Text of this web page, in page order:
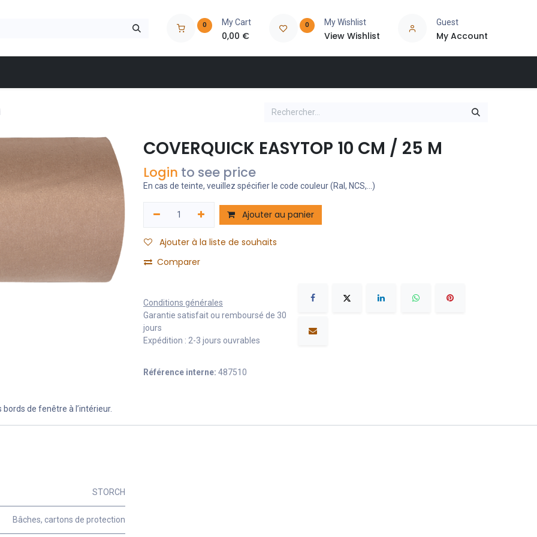
0 My Cart
0,00 €
0 My Wishlist
View Wishlist
Guest
My Account
COVERQUICK EASYTOP 10 CM / 25 M
Login to see price
En cas de teinte, veuillez spécifier le code couleur (Ral, NCS,...)
Ajouter au panier
Ajouter à la liste de souhaits
Comparer
Conditions générales
Garantie satisfait ou remboursé de 30
jours
Expédition : 2-3 jours ouvrables
Référence interne: 487510
de fenêtre à l’intérieur.
STORCH
Bâches, cartons de protection